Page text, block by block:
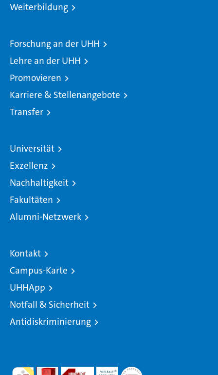
Weiterbildung
Forschung an der UHH
Lehre an der UHH
Promovieren
Karriere & Stellenangebote
Transfer
Universität
Exzellenz
Nachhaltigkeit
Fakultäten
Alumni-Netzwerk
Kontakt
Campus-Karte
UHHApp
Notfall & Sicherheit
Antidiskriminierung